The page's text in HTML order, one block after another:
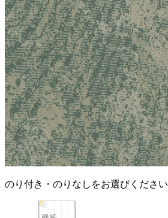
のり付き・のりなしをお選びください